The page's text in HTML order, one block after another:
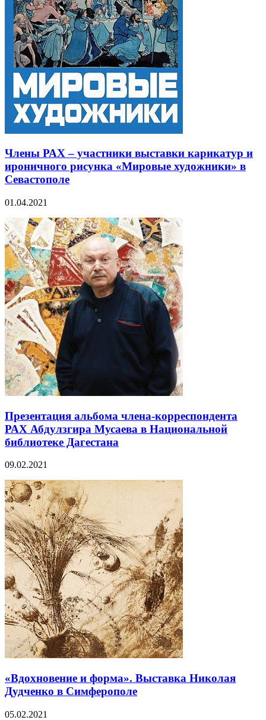
Члены РАХ – участники выставки карикатур и
ироничного рисунка «Мировые художники» в
Севастополе
01.04.2021
Презентация альбома члена-корреспондента
РАХ Абдулзгира Мусаева в Национальной
библиотеке Дагестана
09.02.2021
«Вдохновение и форма». Выставка Николая
Дудченко в Симферополе
05.02.2021